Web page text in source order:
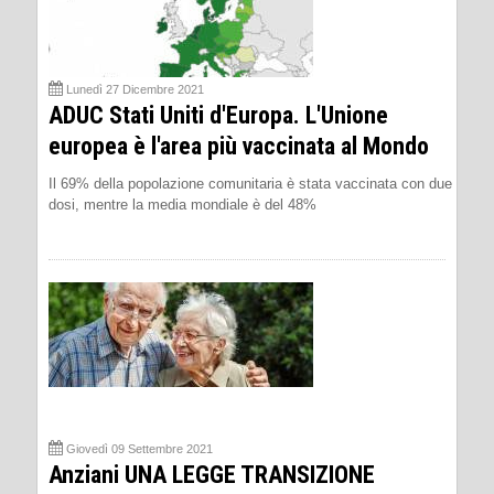
Lunedì 27 Dicembre 2021
ADUC Stati Uniti d'Europa. L'Unione
europea è l'area più vaccinata al Mondo
Il 69% della popolazione comunitaria è stata vaccinata con due
dosi, mentre la media mondiale è del 48%
Giovedì 09 Settembre 2021
Anziani UNA LEGGE TRANSIZIONE